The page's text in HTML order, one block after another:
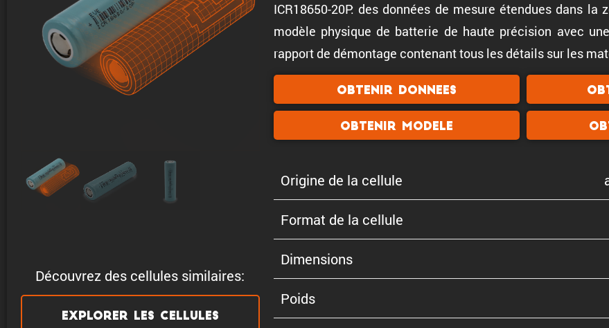
Découvrez des cellules similaires:
Explorer les cellules
ICR18650-20P: des données de mesure étendues dans la
modèle physique de batterie de haute précision avec
rapport de démontage contenant tous les détails sur les
Obtenir donnees
Obtenir modele
Origine de la cellule
Format de la cellule
Dimen­sions
Poids